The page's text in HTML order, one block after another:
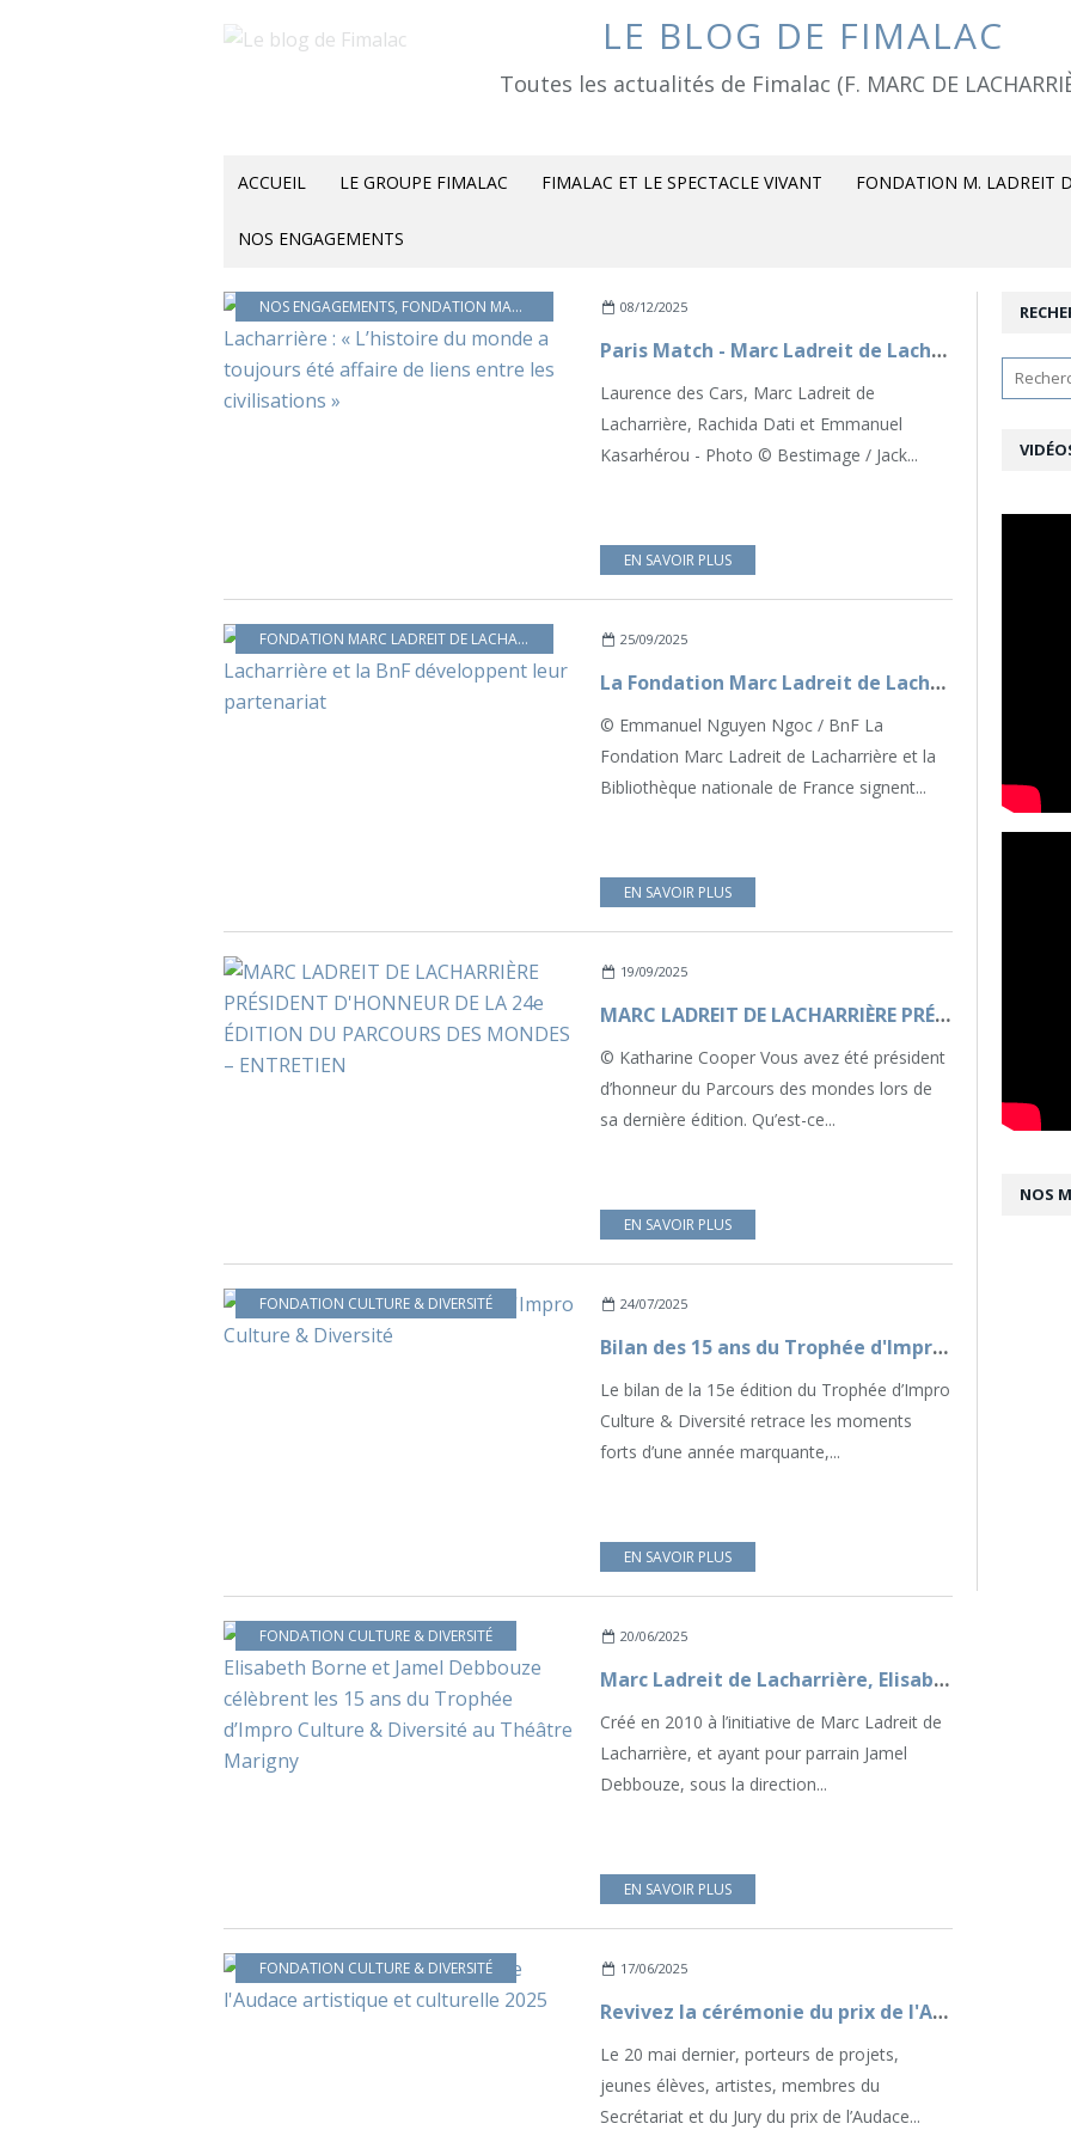
LE BLOG DE FIMALAC
Toutes les actualités de Fimalac (F. MARC DE
ACCUEIL LE GROUPE FIMALAC FIMALAC ET LE SPECTACLE VIVANT FONDATION M. LADREIT
NOS ENGAGEMENTS
NOS ENGAGEMENTS, FONDATION MARC LADREIT DE LACHARRIÈRE 08/12/2025
Paris Match - Marc Ladreit de Lacharrière : « L’histoire du monde a toujours été affaire de liens entre les civilisations »
Laurence des Cars, Marc Ladreit de
Lacharrière, Rachida Dati et Emmanuel
Kasarhérou - Photo © Bestimage / Jack...
EN SAVOIR PLUS
FONDATION MARC LADREIT DE LACHARRIÈRE NOS ENGAGEMENTS
25/09/2025
La Fondation Marc Ladreit de Lacharrière et la BnF développent leur partenariat
© Emmanuel Nguyen Ngoc / BnF La
Fondation Marc Ladreit de Lacharrière et la
Bibliothèque nationale de France signent...
EN SAVOIR PLUS
19/09/2025
MARC LADREIT DE LACHARRIÈRE PRÉSIDENT D'HONNEUR DE LA 24e ÉDITION DU PARCOURS DES MONDES – ENTRETIEN
© Katharine Cooper Vous avez été président
d’honneur du Parcours des mondes lors de
sa dernière édition. Qu’est-ce...
EN SAVOIR PLUS
FONDATION CULTURE & DIVERSITÉ 24/07/2025
Bilan des 15 ans du Trophée d'Impro Culture & Diversité
Le bilan de la 15e édition du Trophée d’Impro
Culture & Diversité retrace les moments
forts d’une année marquante,...
EN SAVOIR PLUS
FONDATION CULTURE & DIVERSITÉ 20/06/2025
Marc Ladreit de Lacharrière, Elisabeth Borne et Jamel Debbouze célèbrent les 15 ans du Trophée d’Impro Culture & Diversité au Théâtre Marigny
Créé en 2010 à l’initiative de Marc Ladreit de
Lacharrière, et ayant pour parrain Jamel
Debbouze, sous la direction...
EN SAVOIR PLUS
FONDATION CULTURE & DIVERSITÉ 17/06/2025
Revivez la cérémonie du prix de l'Audace artistique et culturelle 2025
Le 20 mai dernier, porteurs de projets,
jeunes élèves, artistes, membres du
Secrétariat et du Jury du prix de l’Audace...
NOS